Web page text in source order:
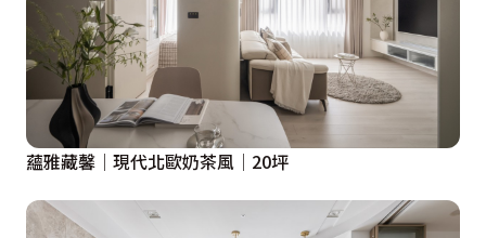
蘊雅藏馨│現代北歐奶茶風│20坪